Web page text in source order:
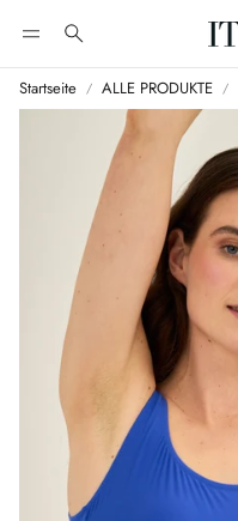
Suche
Startseite ALLE PRODUKTE